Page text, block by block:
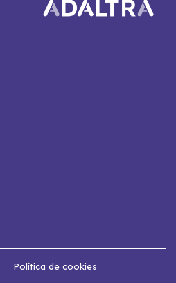
Política de cookies